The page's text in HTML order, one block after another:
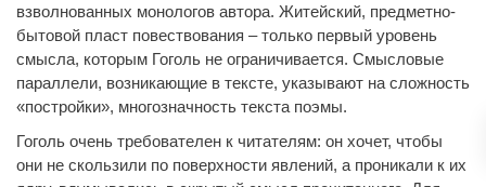
взволнованных монологов автора. Житейский, предметно-
бытовой пласт повествования – только первый уровень
смысла, которым Гоголь не ограничивается. Смысловые
параллели, возникающие в тексте, указывают на сложность
«постройки», многозначность текста поэмы.
Гоголь очень требователен к читателям: он хочет, чтобы
они не скользили по поверхности явлений, а проникали к их